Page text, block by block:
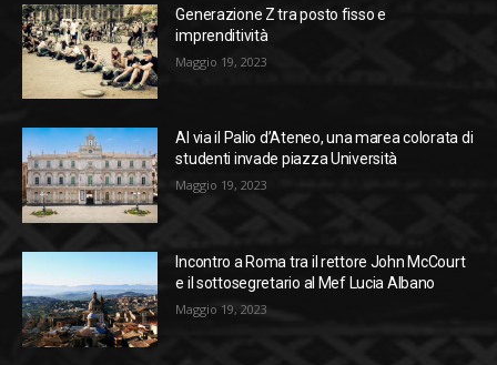
Generazione Z tra posto fisso e
imprenditività
Maggio 19, 2023
Al via il Palio d’Ateneo, una marea colorata di
studenti invade piazza Università
Maggio 19, 2023
Incontro a Roma tra il rettore John McCourt
e il sottosegretario al Mef Lucia Albano
Maggio 19, 2023